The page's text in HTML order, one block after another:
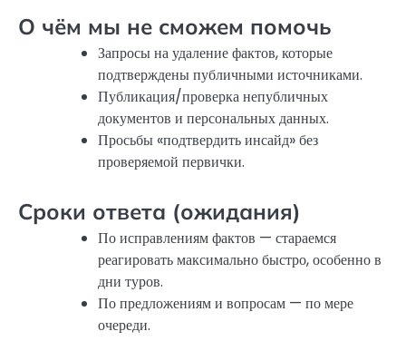
О чём мы не сможем помочь
Запросы на удаление фактов, которые
подтверждены публичными источниками.
Публикация/проверка непубличных
документов и персональных данных.
Просьбы «подтвердить инсайд» без
проверяемой первички.
Сроки ответа (ожидания)
По исправлениям фактов — стараемся
реагировать максимально быстро, особенно в
дни туров.
По предложениям и вопросам — по мере
очереди.